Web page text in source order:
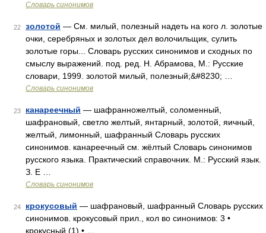
Словарь синонимов
22 золотой — См. милый, полезный надеть на кого л. золотые
очки, серебряных и золотых дел волочильщик, сулить
золотые горы... Словарь русских синонимов и сходных по
смыслу выражений. под. ред. Н. Абрамова, М.: Русские
словари, 1999. золотой милый, полезный;&#8230; …
Словарь синонимов
23 канареечный — шафранножелтый, соломенный,
шафрановый, светло желтый, янтарный, золотой, яичный,
желтый, лимонный, шафранный Словарь русских
синонимов. канареечный см. жёлтый Словарь синонимов
русского языка. Практический справочник. М.: Русский язык.
З. Е …
Словарь синонимов
24 крокусовый — шафрановый, шафранный Словарь русских
синонимов. крокусовый прил., кол во синонимов: 3 •
крокусный (1) • …